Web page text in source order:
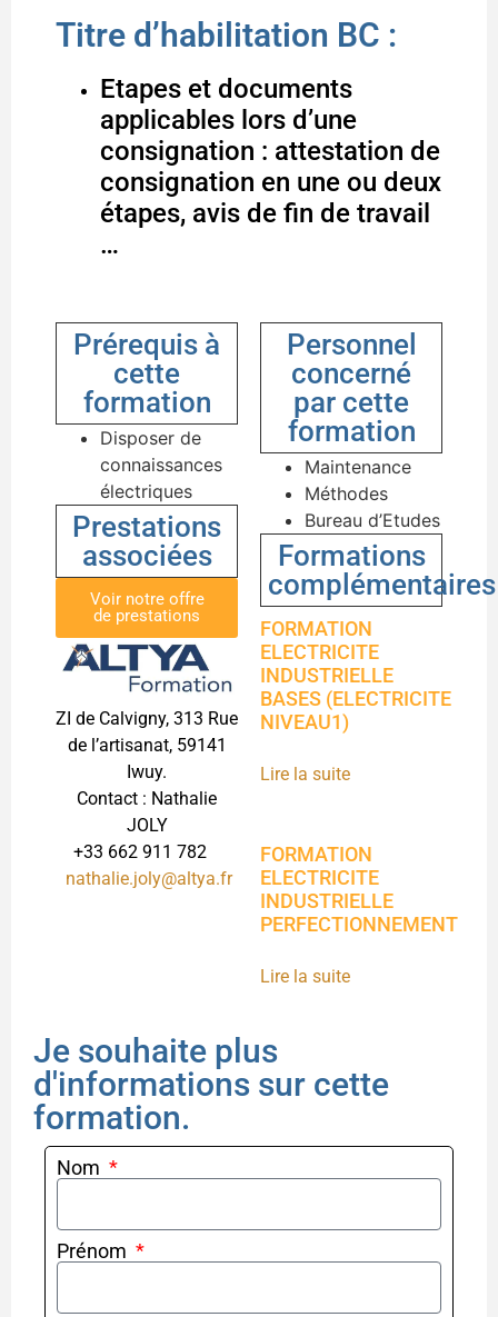
Titre d’habilitation BC :
Etapes et documents
applicables lors d’une
consignation : attestation de
consignation en une ou deux
étapes, avis de fin de travail
…
Prérequis à
cette
formation
Disposer de
connaissances
électriques
Prestations
associées
Voir notre offre
de prestations
ZI de Calvigny, 313 Rue
de l’artisanat, 59141
Iwuy.
Contact : Nathalie
JOLY
+33 662 911 782
nathalie.joly@altya.fr
Personnel
concerné
par cette
formation
Maintenance
Méthodes
Bureau d’Etudes
Formations
complémentaires
FORMATION
ELECTRICITE
INDUSTRIELLE
BASES (ELECTRICITE
NIVEAU1)
Lire la suite
FORMATION
ELECTRICITE
INDUSTRIELLE
PERFECTIONNEMENT
Lire la suite
Je souhaite plus
d'informations sur cette
formation.
Nom
Prénom